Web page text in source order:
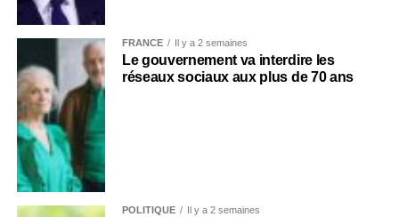
FRANCE Il y a 2 semaines
Le gouvernement va interdire les
réseaux sociaux aux plus de 70 ans
POLITIQUE Il y a 2 semaines